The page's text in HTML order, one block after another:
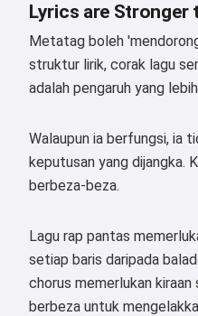
Lyrics are Stronger
Metatag boleh
struktur lirik, corak lagu
adalah pengaruh yang
Walaupun ia berfungsi, ia
keputusan yang dijangka.
berbeza-beza.
Lagu rap pantas
setiap baris daripada
chorus memerlukan
berbeza untuk